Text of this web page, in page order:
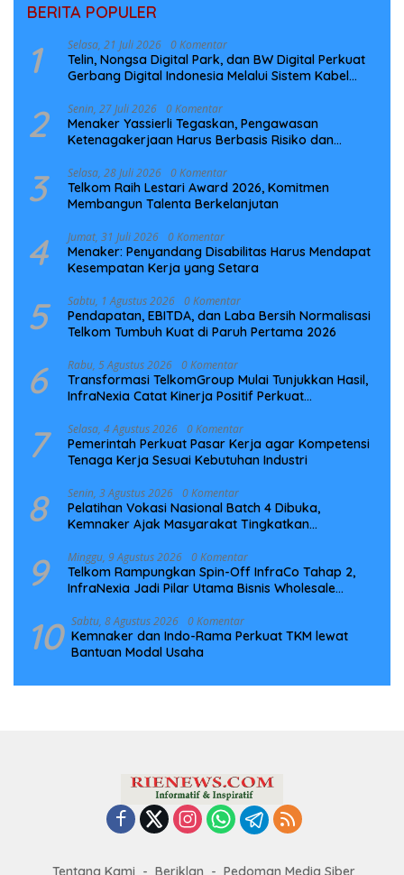
BERITA POPULER
1 Selasa, 21 Juli 2026 0 Komentar
Telin, Nongsa Digital Park, dan BW Digital Perkuat
Gerbang Digital Indonesia Melalui Sistem Kabel
2 Senin, 27 Juli 2026 0 Komentar
Menaker Yassierli Tegaskan, Pengawasan
Ketenagakerjaan Harus Berbasis Risiko dan
3 Selasa, 28 Juli 2026 0 Komentar
Telkom Raih Lestari Award 2026, Komitmen
Membangun Talenta Berkelanjutan
4 Jumat, 31 Juli 2026 0 Komentar
Menaker: Penyandang Disabilitas Harus Mendapat
Kesempatan Kerja yang Setara
5 Sabtu, 1 Agustus 2026 0 Komentar
Pendapatan, EBITDA, dan Laba Bersih Normalisasi
Telkom Tumbuh Kuat di Paruh Pertama 2026
6 Rabu, 5 Agustus 2026 0 Komentar
Transformasi TelkomGroup Mulai Tunjukkan Hasil,
InfraNexia Catat Kinerja Positif Perkuat
7 Selasa, 4 Agustus 2026 0 Komentar
Pemerintah Perkuat Pasar Kerja agar Kompetensi
Tenaga Kerja Sesuai Kebutuhan Industri
8 Senin, 3 Agustus 2026 0 Komentar
Pelatihan Vokasi Nasional Batch 4 Dibuka,
Kemnaker Ajak Masyarakat Tingkatkan
9 Minggu, 9 Agustus 2026 0 Komentar
Telkom Rampungkan Spin-Off InfraCo Tahap 2,
InfraNexia Jadi Pilar Utama Bisnis Wholesale
10 Sabtu, 8 Agustus 2026 0 Komentar
Kemnaker dan Indo-Rama Perkuat TKM lewat
Bantuan Modal Usaha
Tentang Kami Beriklan Pedoman Media Siber